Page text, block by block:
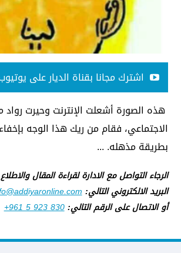
اشترك مجانا بقناة الديار على
هذه الصورة أشعلت الإنترنت وحيرت رواد
بطريقة مذهله. ...
الرجاء التواصل مع الادارة لقراءة المقال
البريد الالكتروني التالي:
أو الاتصال على الرقم التالي:+961 5 923 830